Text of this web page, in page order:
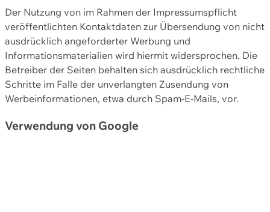
Der Nutzung von im Rahmen der Impressumspflicht
veröffentlichten Kontaktdaten zur Übersendung von nicht
ausdrücklich angeforderter Werbung und
Informationsmaterialien wird hiermit widersprochen. Die
Betreiber der Seiten behalten sich ausdrücklich rechtliche
Schritte im Falle der unverlangten Zusendung von
Werbeinformationen, etwa durch Spam-E-Mails, vor.
Verwendung von Google